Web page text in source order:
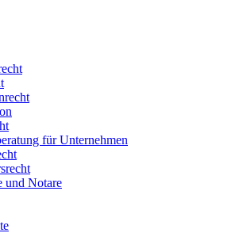
für Unternehmen
und Notare